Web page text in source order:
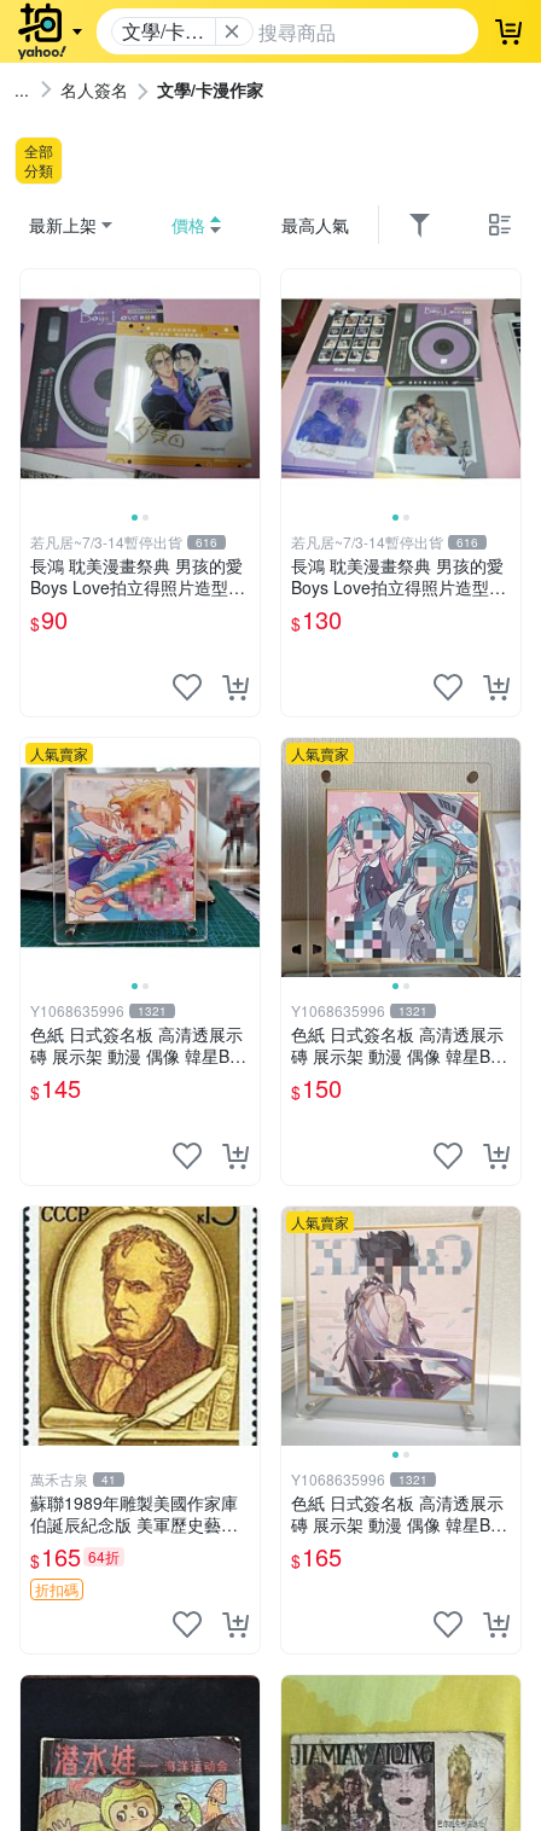
文學/卡漫
作家
登
名人簽名 文學/卡漫作家
全部
分類
最新上架 價格 最高人氣
若凡居~7/3-14暫停出貨 616
長鴻 耽美漫畫祭典 男孩的愛
Boys Love拍立得照片造型透
卡 第二彈 不良的津田同學和
輔導老師.增田關係很差
$90
若凡居~7/3-14暫停出貨 616
長鴻 耽美漫畫祭典 男孩的愛
Boys Love拍立得照片造型透
卡 第二彈 超值星期五的sex +
劇毒甜心
$130
人氣賣家
Y1068635996 1321
色紙 日式簽名板 高清透展示
磚 展示架 動漫 偶像 韓星BT
S hololive 小號 凹槽122*137
mm
$145
人氣賣家
Y1068635996 1321
色紙 日式簽名板 高清透展示
磚 展示架 動漫 偶像 韓星BT
S hololive 中號 凹槽150*150
mm
$150
萬禾古泉 41
蘇聯1989年雕製美國作家庫
伯誕辰紀念版 美軍歷史藝術
品 耶魯出身 庫合作曲家紀念
收藏嚴選
$165 64折
折扣碼
人氣賣家
Y1068635996 1321
色紙 日式簽名板 高清透展示
磚 展示架 動漫 偶像 韓星BT
S hololive 大號 凹槽182*202
mm
$165